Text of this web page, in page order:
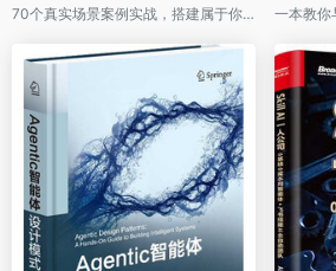
70个真实场景案例实战，搭建属于你个人的AI生产力系统